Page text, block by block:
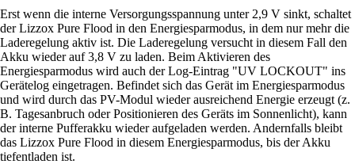
Erst wenn die interne Versorgungsspannung unter 2,9 V sinkt, schaltet
derLizzox Pure Flood in den Energiesparmodus, in dem nur mehr die
Laderegelung aktiv ist. Die Laderegelung versucht in diesem Fall den
Akku wieder auf3,8 V zu laden. Beim Aktivieren des
Energiesparmodus wird auch der Log-Eintrag "UV LOCKOUT" ins
Gerätelog eingetragen. Befindet sich das Gerät im Energiesparmodus
und wird durch das PV-Modul wieder ausreichend Energie erzeugt (z.
B. Tagesanbruch oder Positionieren des Geräts im Sonnenlicht), kann
der interne Pufferakku wieder aufgeladen werden. Andernfalls bleibt
das Lizzox Pure Flood in diesem Energiesparmodus, bis der Akku
tiefentladen ist.